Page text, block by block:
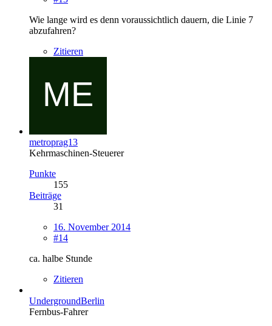
Wie lange wird es denn voraussichtlich dauern, die Linie 7
abzufahren?
Zitieren
metroprag13
Kehrmaschinen-Steuerer
Punkte
155
Beiträge
31
16. November 2014
#14
ca. halbe Stunde
Zitieren
UndergroundBerlin
Fernbus-Fahrer